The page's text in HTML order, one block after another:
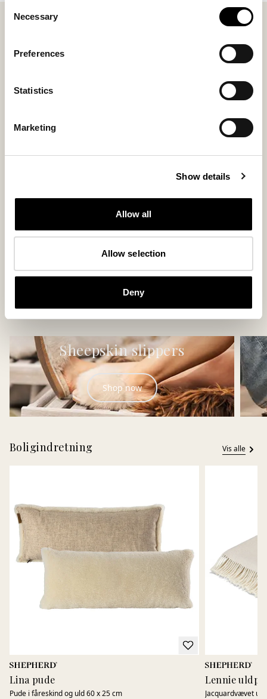
Selection
Necessary
Preferences
Statistics
Marketing
Show details
Allow all
Allow selection
Deny
En bestseller slip-in model
+2
En populær
+1
Sheepskin slippers
Shop now
Boligindretning Vis alle
Lina pude
Pude i fåreskind og uld 60 x 25 cm
Lennie
Jacquardvævet